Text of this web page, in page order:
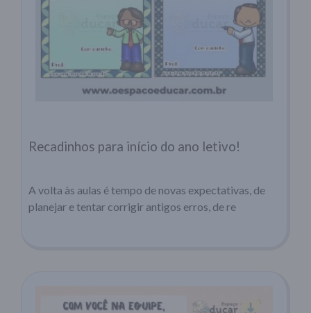
Recadinhos para início do ano letivo!
A volta às aulas é tempo de novas expectativas, de
planejar e tentar corrigir antigos erros, de re